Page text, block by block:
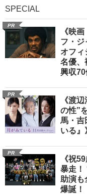
SPECIAL
PR
《映
フ・ジ
オフィ
名優、
興収70
PR
《渡
の性”
馬・吉
いる』
PR
《祝
暴走！
助演も
爆誕！